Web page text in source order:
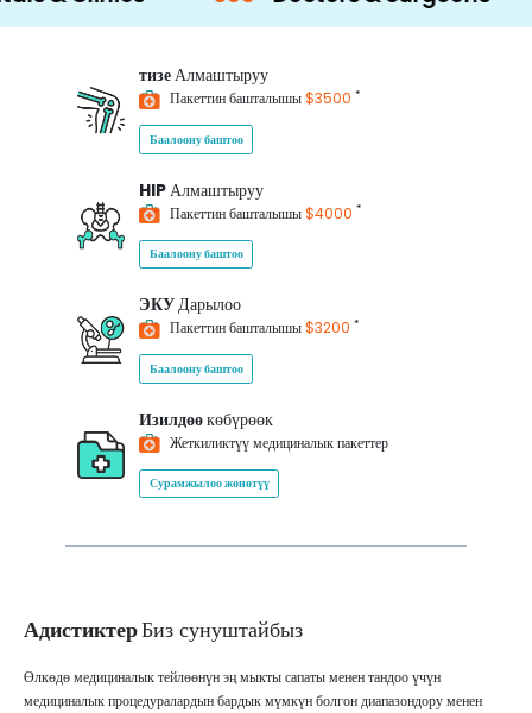
тизеАлмаштыруу
Пакеттин башталышы$3500 *
Баалоону баштоо
HIPАлмаштыруу
Пакеттин башталышы$4000 *
Баалоону баштоо
ЭКУДарылоо
Пакеттин башталышы$3200 *
Баалоону баштоо
Изилдөөкөбүрөөк
Жеткиликтүү медициналык пакеттер
Сурамжылоо жөнөтүү
АдистиктерБиз сунуштайбыз
Өлкөдө медициналык тейлөөнүн эң мыкты сапаты менен тандоо үчүн
медициналык процедуралардын бардык мүмкүн болгон диапазондору менен